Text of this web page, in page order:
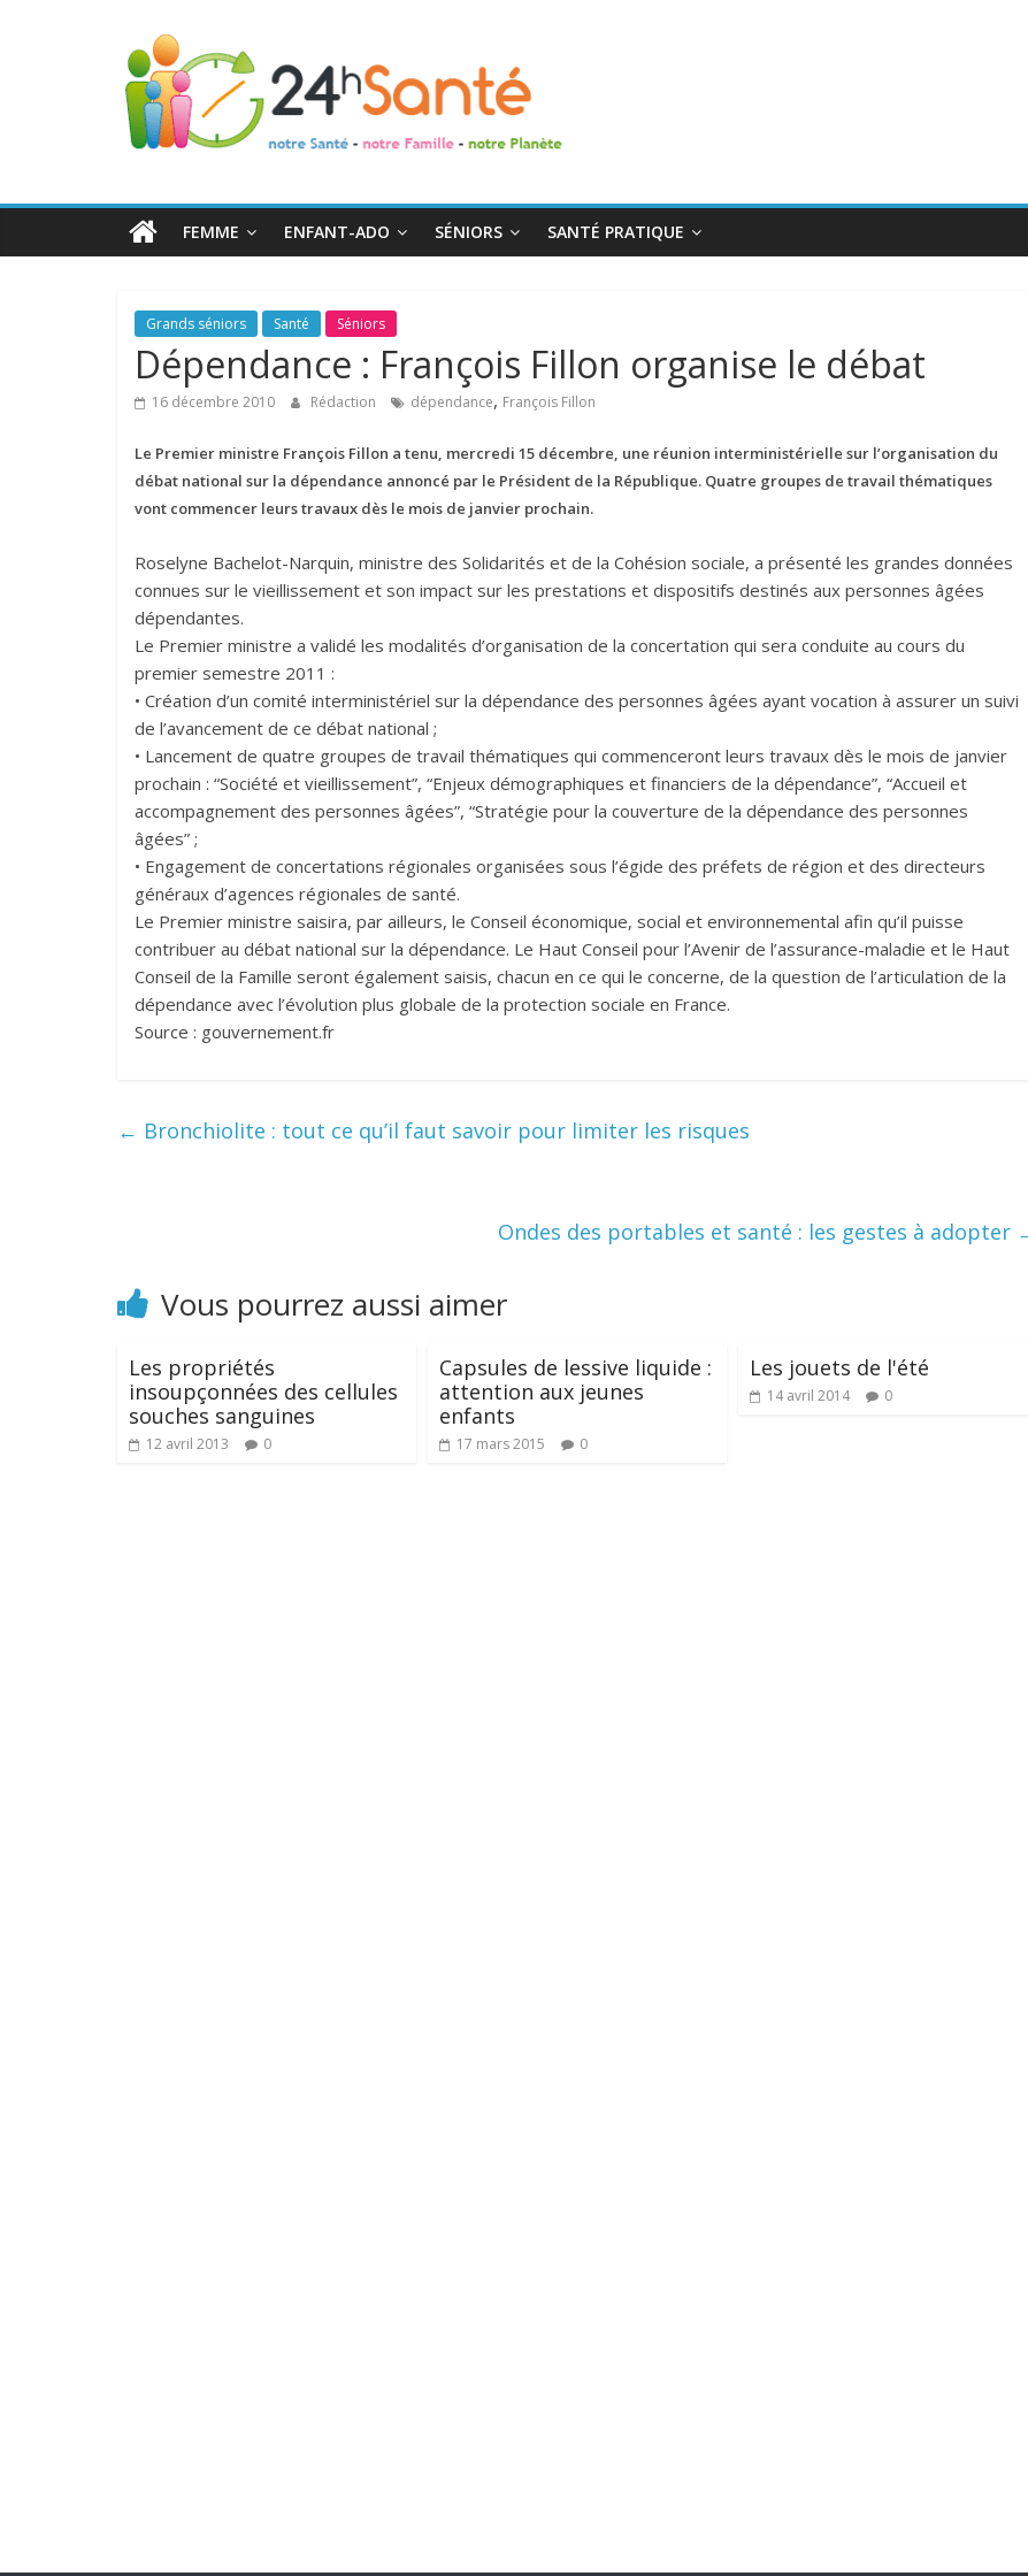
24h
Santé
toute
FEMME ENFANT-ADO SÉNIORS SANTÉ PRATIQUE
Grands séniors Santé Séniors
Dépendance : François Fillon organise le débat
16 décembre 2010 Rédaction dépendance, François Fillon
Le Premier ministre François Fillon a tenu, mercredi 15 décembre, une réunion interministérielle sur l’organisation du
débat national sur la dépendance annoncé par le Président de la République. Quatre groupes de travail thématiques
vont commencer leurs travaux dès le mois de janvier prochain.
Roselyne Bachelot-Narquin, ministre des Solidarités et de la Cohésion sociale, a présenté les grandes données
connues sur le vieillissement et son impact sur les prestations et dispositifs destinés aux personnes âgées
dépendantes.
Le Premier ministre a validé les modalités d’organisation de la concertation qui sera conduite au cours du
premier semestre 2011 :
• Création d’un comité interministériel sur la dépendance des personnes âgées ayant vocation à assurer un suivi
de l’avancement de ce débat national ;
• Lancement de quatre groupes de travail thématiques qui commenceront leurs travaux dès le mois de janvier
prochain : “Société et vieillissement”, “Enjeux démographiques et financiers de la dépendance”, “Accueil et
accompagnement des personnes âgées”, “Stratégie pour la couverture de la dépendance des personnes
âgées” ;
• Engagement de concertations régionales organisées sous l’égide des préfets de région et des directeurs
généraux d’agences régionales de santé.
Le Premier ministre saisira, par ailleurs, le Conseil économique, social et environnemental afin qu’il puisse
contribuer au débat national sur la dépendance. Le Haut Conseil pour l’Avenir de l’assurance-maladie et le Haut
Conseil de la Famille seront également saisis, chacun en ce qui le concerne, de la question de l’articulation de la
dépendance avec l’évolution plus globale de la protection sociale en France.
Source : gouvernement.fr
← Bronchiolite : tout ce qu’il faut savoir pour limiter les risques
Ondes des portables et santé : les gestes à adopter
Vous pourrez aussi aimer
Les propriétés
insoupçonnées des cellules
souches sanguines
12 avril 2013 0
Capsules de lessive liquide :
attention aux jeunes
enfants
17 mars 2015 0
Les jouets de l'été
14 avril 2014 0